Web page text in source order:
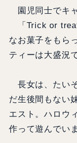
園児同士でキ
「Trick or treat
なお菓子をもら
ティーは大盛況
長女は、たい
だ生後間もない
エスト。ハロウ
作って遊んでい